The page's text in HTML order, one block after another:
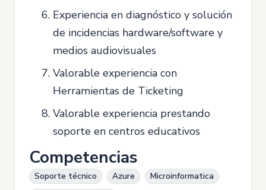
Experiencia en diagnóstico y solución
de incidencias hardware/software y
medios audiovisuales
Valorable experiencia con
Herramientas de Ticketing
Valorable experiencia prestando
soporte en centros educativos
Competencias
Soporte técnico Azure
Microinformatica